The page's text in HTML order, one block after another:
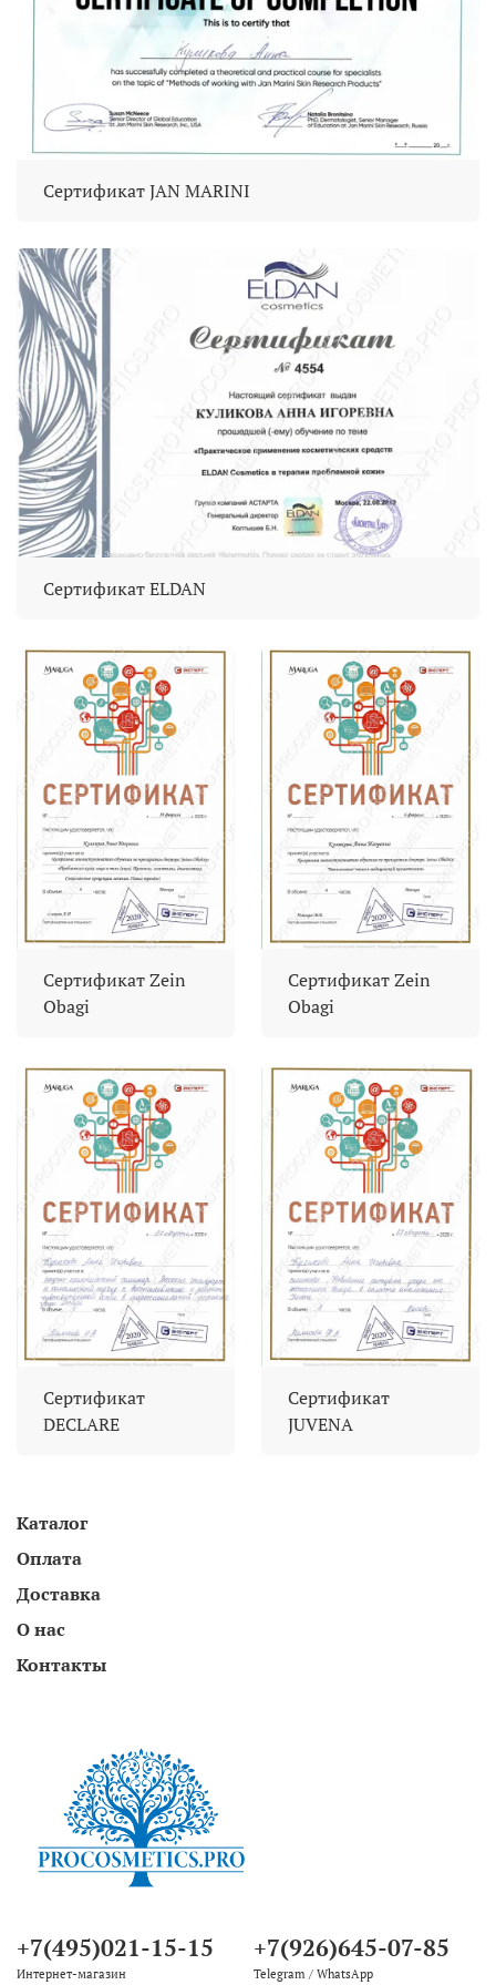
Сертификат JAN MARINI
Сертификат ELDAN
Сертификат Zein
Obagi
Сертификат Zein
Obagi
Сертификат
DECLARE
Сертификат
JUVENA
Каталог
Оплата
Доставка
О нас
Контакты
+7(495)021-15-15
Интернет-магазин
+7(926)645-07-85
Telegram / WhatsApp